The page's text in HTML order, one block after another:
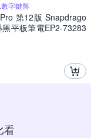
字鍵盤
第12版 Snapdrago
平板筆電EP2-73283
看